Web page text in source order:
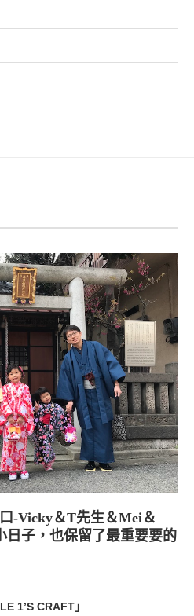
-Vicky＆T先生＆Mei＆
日子，也保留了最重要要的
1’S CRAFT」